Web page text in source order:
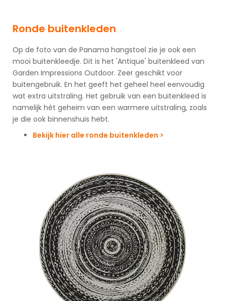
Ronde buitenkleden
Op de foto van de Panama hangstoel zie je ook een
mooi buitenkleedje. Dit is het 'Antique' buitenkleed van
Garden Impressions Outdoor. Zeer geschikt voor
buitengebruik. En het geeft het geheel heel eenvoudig
wat extra uitstraling. Het gebruik van een buitenkleed is
namelijk hét geheim van een warmere uitstraling, zoals
je die ook binnenshuis hebt.
Bekijk hier alle ronde buitenkleden >